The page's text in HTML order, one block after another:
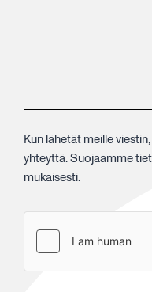
Kun lähetät meille
yhteyttä. Suojaamme
mukaisesti.